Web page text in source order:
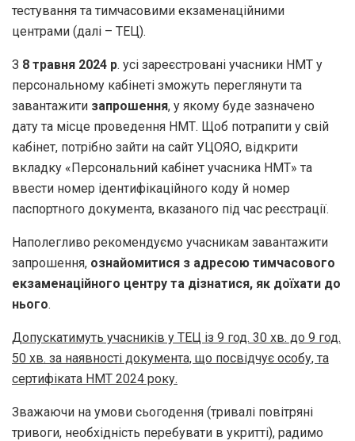
тестування та тимчасовими екзаменаційними
центрами (далі – ТЕЦ).
З 8 травня 2024 р. усі зареєстровані учасники НМТ у
персональному кабінеті зможуть переглянути та
завантажити запрошення, у якому буде зазначено
дату та місце проведення НМТ. Щоб потрапити у свій
кабінет, потрібно зайти на сайт УЦОЯО, відкрити
вкладку «Персональний кабінет учасника НМТ» та
ввести номер ідентифікаційного коду й номер
паспортного документа, вказаного під час реєстрації.
Наполегливо рекомендуємо учасникам завантажити
запрошення, ознайомитися з адресою тимчасового
екзаменаційного центру та дізнатися, як доїхати до
нього.
Допускатимуть учасників у ТЕЦ із 9 год. 30 хв. до 9 год.
50 хв. за наявності документа, що посвідчує особу, та
сертифіката НМТ 2024 року.
Зважаючи на умови сьогодення (тривалі повітряні
тривоги, необхідність перебувати в укритті), радимо